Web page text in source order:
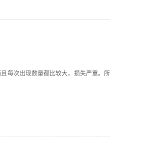
每次出现数量都比较大，损失严重。所